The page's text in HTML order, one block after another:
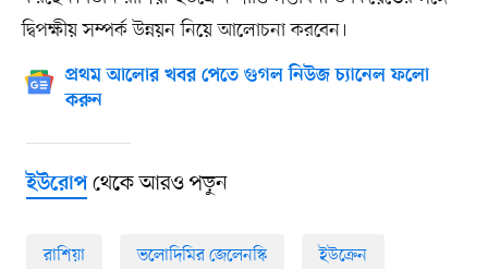
দ্বিপক্ষীয় সম্পর্ক উন্নয়ন নিয়ে আলোচনা করবেন।
প্রথম আলোর খবর পেতে গুগল নিউজ চ্যানেল ফলো
করুন
ইউরোপথেকে আরও পড়ুন
রাশিয়া ভলোদিমির জেলেনস্কি ইউক্রেন